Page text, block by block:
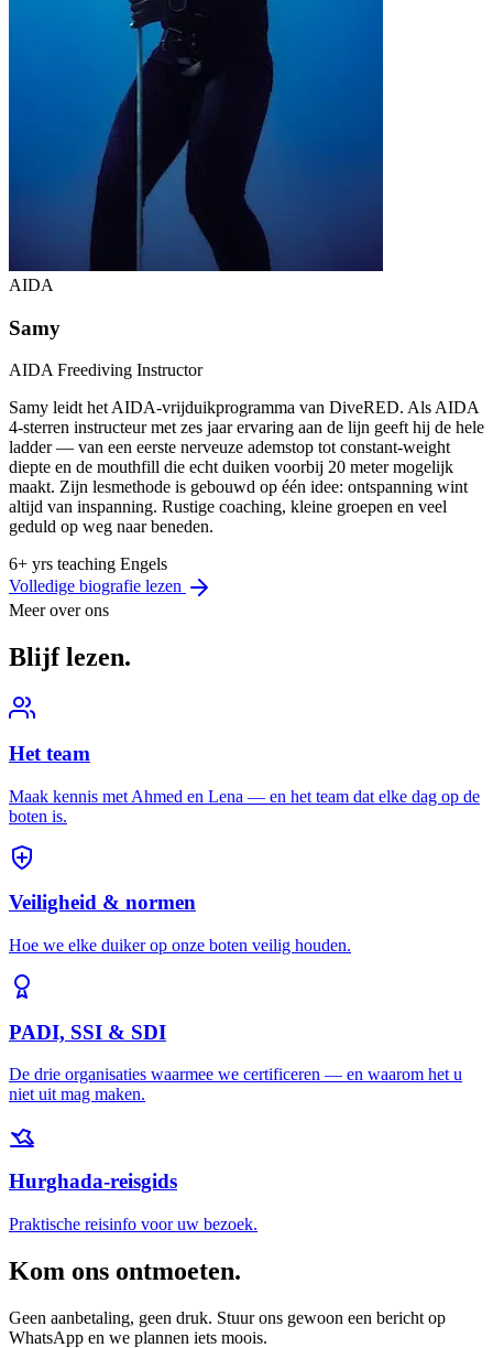
AIDA
Samy
AIDA Freediving Instructor
Samy leidt het AIDA-vrijduikprogramma van DiveRED. Als AIDA
4-sterren instructeur met zes jaar ervaring aan de lijn geeft hij de hele
ladder — van een eerste nerveuze ademstop tot constant-weight
diepte en de mouthfill die echt duiken voorbij 20 meter mogelijk
maakt. Zijn lesmethode is gebouwd op één idee: ontspanning wint
altijd van inspanning. Rustige coaching, kleine groepen en veel
geduld op weg naar beneden.
6+ yrs teaching Engels
Volledige biografie lezen
Meer over ons
Blijf lezen.
Het team
Maak kennis met Ahmed en Lena — en het team dat elke dag op de
boten is.
Veiligheid & normen
Hoe we elke duiker op onze boten veilig houden.
PADI, SSI & SDI
De drie organisaties waarmee we certificeren — en waarom het u
niet uit mag maken.
Hurghada-reisgids
Praktische reisinfo voor uw bezoek.
Kom ons ontmoeten.
Geen aanbetaling, geen druk. Stuur ons gewoon een bericht op
WhatsApp en we plannen iets moois.